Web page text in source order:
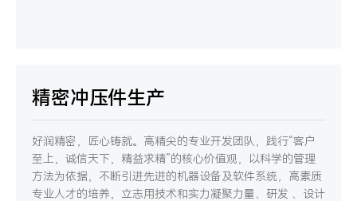
精密冲压件生产
好润精密，匠心铸就。高精尖的专业开发团队，践行“客户
至上，诚信天下，精益求精”的核心价值观，以科学的管理
方法为依据，不断引进先进的机器设备及软件系统，高素质
专业人才的培养，立志用技术和实力凝聚力量、研发 、设计